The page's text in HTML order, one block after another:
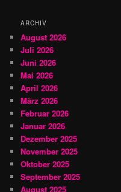
ARCHIV
August 2026
Juli 2026
Juni 2026
Mai 2026
April 2026
März 2026
Februar 2026
Januar 2026
Dezember 2025
November 2025
Oktober 2025
September 2025
August 2025